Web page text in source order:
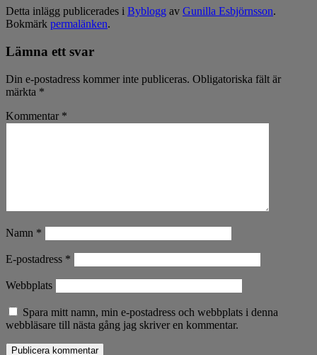
Detta inlägg publicerades i Byblogg av Gunilla Esbjörnsson.
Bokmärk permalänken.
Lämna ett svar
Din e-postadress kommer inte publiceras. Obligatoriska fält är
märkta *
Kommentar *
Namn *
E-postadress *
Webbplats
Spara mitt namn, min e-postadress och webbplats i denna
webbläsare till nästa gång jag skriver en kommentar.